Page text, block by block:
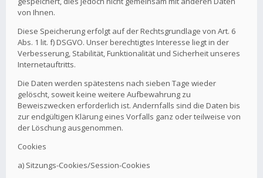
von Ihnen.
Diese Speicherung erfolgt auf der Rechtsgrundlage von Art. 6
Abs. 1 lit. f) DSGVO. Unser berechtigtes Interesse liegt in der
Verbesserung, Stabilität, Funktionalität und Sicherheit unseres
Internetauftritts.
Die Daten werden spätestens nach sieben Tage wieder
gelöscht, soweit keine weitere Aufbewahrung zu
Beweiszwecken erforderlich ist. Andernfalls sind die Daten bis
zur endgültigen Klärung eines Vorfalls ganz oder teilweise von
der Löschung ausgenommen.
Cookies
a) Sitzungs-Cookies/Session-Cookies